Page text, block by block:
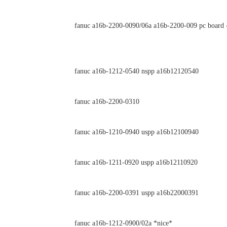
fanuc a16b-2200-0090/06a a16b-2200-009 pc board
fanuc a16b-1212-0540 nspp a16b12120540
fanuc a16b-2200-0310
fanuc a16b-1210-0940 uspp a16b12100940
fanuc a16b-1211-0920 uspp a16b12110920
fanuc a16b-2200-0391 uspp a16b22000391
fanuc a16b-1212-0900/02a *nice*